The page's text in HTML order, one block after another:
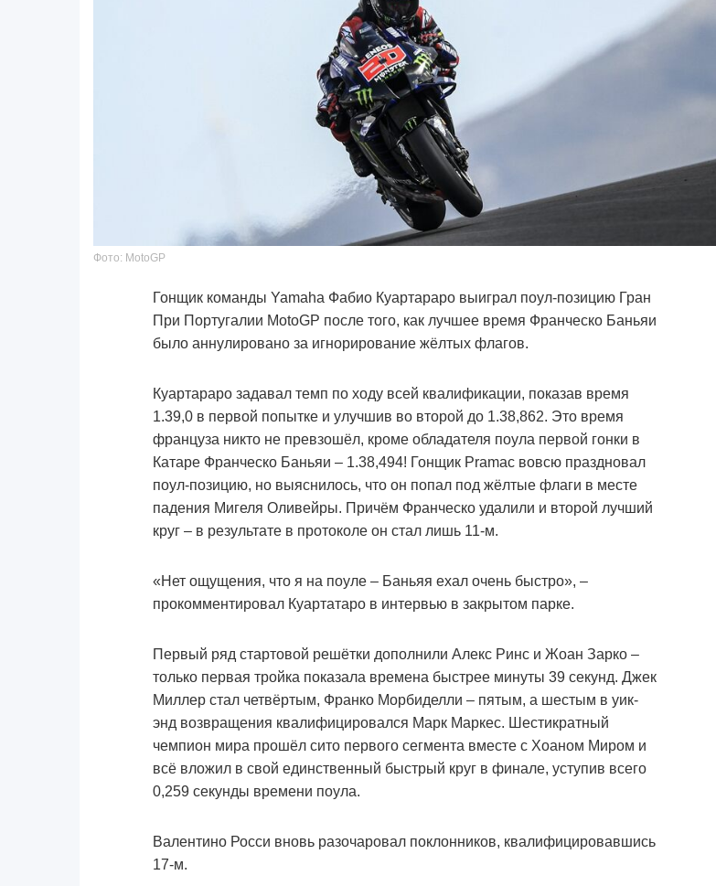
Фото: MotoGP
Гонщик команды Yamaha Фабио Куартараро выиграл поул-позицию Гран
При Португалии MotoGP после того, как лучшее время Франческо Баньяи
было аннулировано за игнорирование жёлтых флагов.
Куартараро задавал темп по ходу всей квалификации, показав время
1.39,0 в первой попытке и улучшив во второй до 1.38,862. Это время
француза никто не превзошёл, кроме обладателя поула первой гонки в
Катаре Франческо Баньяи – 1.38,494! Гонщик Pramac вовсю праздновал
поул-позицию, но выяснилось, что он попал под жёлтые флаги в месте
падения Мигеля Оливейры. Причём Франческо удалили и второй лучший
круг – в результате в протоколе он стал лишь 11-м.
«Нет ощущения, что я на поуле – Баньяя ехал очень быстро», –
прокомментировал Куартатаро в интервью в закрытом парке.
Первый ряд стартовой решётки дополнили Алекс Ринс и Жоан Зарко –
только первая тройка показала времена быстрее минуты 39 секунд. Джек
Миллер стал четвёртым, Франко Морбиделли – пятым, а шестым в уик-
энд возвращения квалифицировался Марк Маркес. Шестикратный
чемпион мира прошёл сито первого сегмента вместе с Хоаном Миром и
всё вложил в свой единственный быстрый круг в финале, уступив всего
0,259 секунды времени поула.
Валентино Росси вновь разочаровал поклонников, квалифицировавшись
17-м.